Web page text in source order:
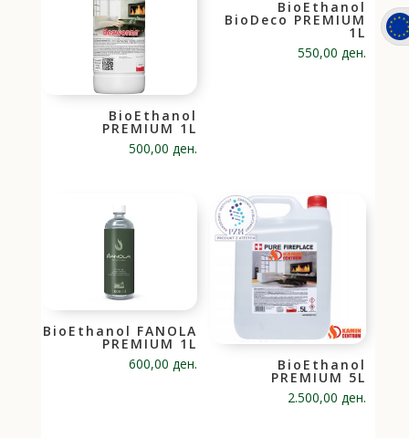
BioEthanol
PREMIUM 1L
500,00 ден.
BioEthanol
BioDeco PREMIUM
1L
550,00 ден.
BioEthanol FANOLA
PREMIUM 1L
600,00 ден. BioEthanol
PREMIUM 5L
2.500,00 ден.